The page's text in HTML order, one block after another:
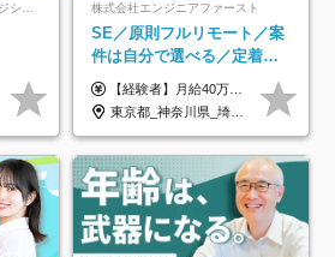
株式会社日本経済新聞社【ポジションマッチ登録】 株式会社エンジニアファースト
SE／原則フルリモート／案
件は自分で選べる／定着率
93%／20～30代活躍中！
【経験者】月給40万円～120万円(固定残業代含む)+各種手当 ★前職給与の総収入額を100％保証｜還元率84％〜100％ ★20代の平均年収570万円 ※月給には、みなし残業手当(月30時間／5万8000円以上)を含みます 超過分は別途追加支給 ※固定残業代は、時間外労働の有無に関わらず30時間分を、月5万8000円~15万7000円支給 ※上記を超える時間外労働分は追加で支給 【未経験者】月給21万円以上＋各種手当 固定残業なし(残業代発生分全額支給) ※6ヶ月の試用期間あり（※条件に変動なし） ▼単価連動性×還元率は84％～100％で収入の大幅UPが可能！ ・案件単価が月50万円の場合：年収417万円 ・案件単価が月70万円の場合：年収584万円 ・案件単価が月100万円の場合：年収834万円 ＜モデル年収＞ ▼400万円～500万円(入社初年度) ▼542万円～626万円(入社2年) ▼667万円～700万円(入社3年） ▼709万円～801万円(入社5年）
東京都_神奈川県_埼玉県_千葉県_大阪府_愛知県_北海道_青森県_岩手県_宮城県_秋田県_山形県_福島県_茨城県_栃木県_群馬県_新潟県_山梨県_長野県_富山県_石川県_福井県_静岡県_岐阜県_三重県_兵庫県_京都府_滋賀県_奈良県_和歌山県_広島県_岡山県_鳥取県_島根県_山口県_徳島県_香川県_愛媛県_高知県_福岡県_熊本県_佐賀県_長崎県_大分県_宮崎県_鹿児島県_沖縄県